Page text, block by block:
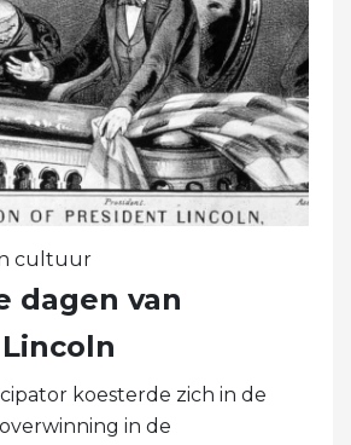
cultuur
dagen van
koesterde zich in de
in de